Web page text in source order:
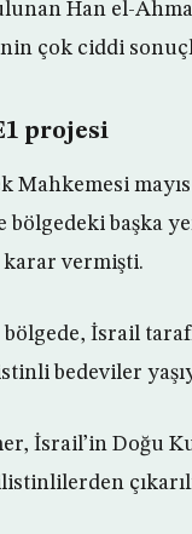
Han el-
çok ciddi
projesi
Mahkemesi
bölgedeki başka
karar vermişti.
İsrail
bedeviler
İsrail’in Doğu